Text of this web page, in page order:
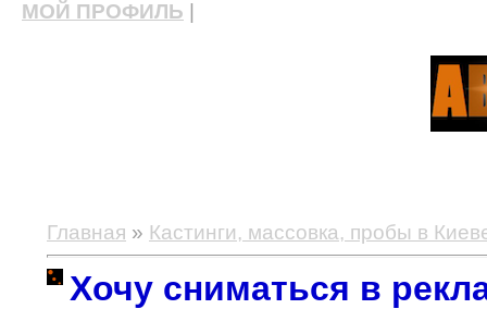
МОЙ ПРОФИЛЬ
Главная » Кастинги, массовка, пробы в
Хочу сниматься в